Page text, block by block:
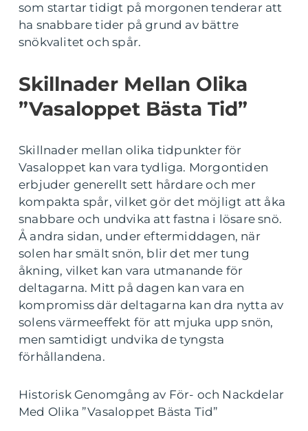
som startar tidigt på morgonen tenderar att
ha snabbare tider på grund av bättre
snökvalitet och spår.
Skillnader Mellan Olika
”Vasaloppet Bästa Tid”
Skillnader mellan olika tidpunkter för
Vasaloppet kan vara tydliga. Morgontiden
erbjuder generellt sett hårdare och mer
kompakta spår, vilket gör det möjligt att åka
snabbare och undvika att fastna i lösare snö.
Å andra sidan, under eftermiddagen, när
solen har smält snön, blir det mer tung
åkning, vilket kan vara utmanande för
deltagarna. Mitt på dagen kan vara en
kompromiss där deltagarna kan dra nytta av
solens värmeeffekt för att mjuka upp snön,
men samtidigt undvika de tyngsta
förhållandena.
Historisk Genomgång av För- och Nackdelar
Med Olika ”Vasaloppet Bästa Tid”